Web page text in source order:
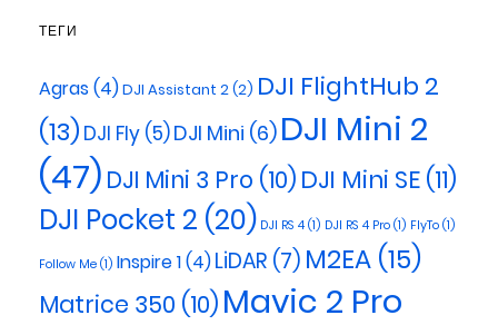
ТЕГИ
Agras(4)DJI Assistant 2(2) DJI FlightHub 2
(13) DJI Fly (5)DJI Mini (6) DJI Mini 2
(47) DJI Mini 3 Pro (10) DJI Mini SE (11)
DJI Pocket 2 (20) DJI RS 4 (1) DJI RS 4 Pro (1) FlyTo (1)
Follow Me (1) Inspire 1(4)LiDAR (7) M2EA (15)
Matrice 350 (10) Mavic 2 Pro